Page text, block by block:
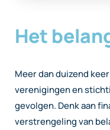
Het
Meer dan duizend
verenigingen en
gevolgen. Denk aan
verstrengeling van